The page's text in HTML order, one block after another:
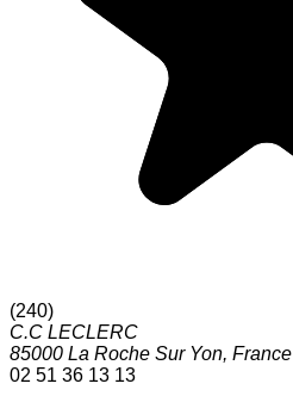
(240)
C.C LECLERC
85000 La Roche Sur Yon, France
02 51 36 13 13